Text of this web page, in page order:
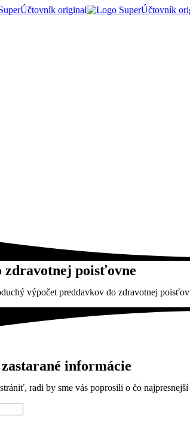
poisťovne
výpočet preddavkov do zdravotnej
informácie
radi by sme vás poprosili o čo